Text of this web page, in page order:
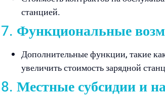
станцией.
7. Функциональные
Дополнительные функции, такие
увеличить стоимость зарядной
8. Местные субсидии и